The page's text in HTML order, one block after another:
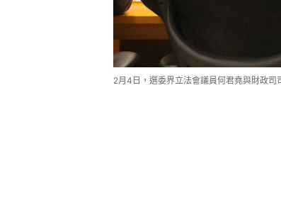
2月4日，選委界立法會議員何君堯與財政司